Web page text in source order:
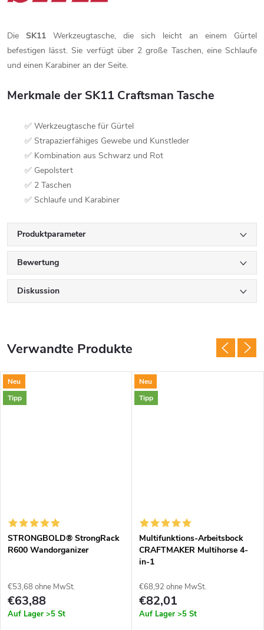
Die SK11 Werkzeugtasche, die sich leicht an einem Gürtel
befestigen lässt. Sie verfügt über 2 große Taschen, eine Schlaufe
und einen Karabiner an der Seite.
Merkmale der SK11 Craftsman Tasche
✅ Werkzeugtasche für Gürtel
✅ Strapazierfähiges Gewebe und Kunstleder
✅ Kombination aus Schwarz und Rot
✅ Gepolstert
✅ 2 Taschen
✅ Schlaufe und Karabiner
Produktparameter
Bewertung
Diskussion
Verwandte Produkte
Neu
Tipp
STRONGBOLD® StrongRack
R600 Wandorganizer
€53,68 ohne MwSt.
€63,88
Auf Lager >5 St
Neu
Tipp
Multifunktions-Arbeitsbock
CRAFTMAKER Multihorse 4-
in-1
€68,92 ohne MwSt.
€82,01
Auf Lager >5 St